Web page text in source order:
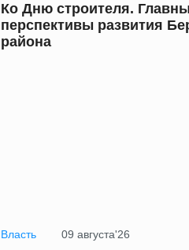
Ко Дню строителя.
перспективы развития
района
Власть 09 августа'26